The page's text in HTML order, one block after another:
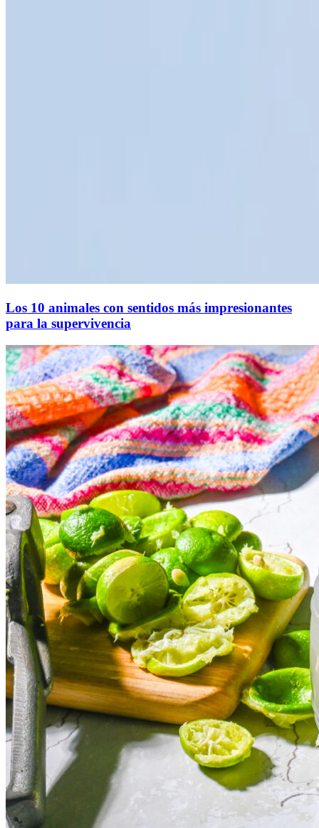
Los 10 animales con sentidos más impresionantes
para la supervivencia